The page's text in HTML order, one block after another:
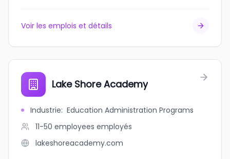
Voir les emplois et détails
Lake Shore Academy
Industrie: Education Administration Programs
11-50 employees employés
lakeshoreacademy.com